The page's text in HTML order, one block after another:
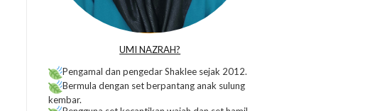
UMI NAZRAH?
Pengamal dan pengedar Shaklee sejak 2012.
Bermula dengan set berpantang anak sulung
kembar.